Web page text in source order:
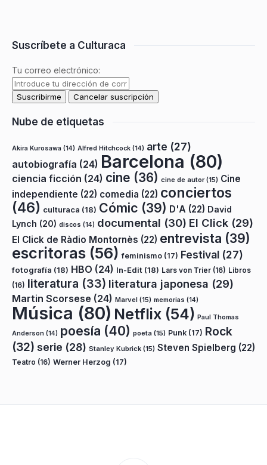
Suscríbete a Culturaca
Tu correo electrónico:
Nube de etiquetas
Akira Kurosawa (14) Alfred Hitchcock (14) arte (27)
autobiografía (24) Barcelona (80)
ciencia ficción (24) cine (36) cine de autor(15) Cine
independiente (22) comedia (22) conciertos
(46) culturaca (18) Cómic (39) D'A (22) David
Lynch (20) discos (14) documental (30) El Click (29)
El Click de Ràdio Montornès (22) entrevista (39)
escritoras (56) feminismo (17) Festival (27)
fotografía (18) HBO (24) In-Edit (18) Lars von Trier (16) Libros
(16) literatura (33) literatura japonesa (29)
Martin Scorsese (24) Marvel (15) memorias (14)
Música (80) Netflix (54) Paul Thomas
Anderson (14) poesía (40) poeta (15) Punk (17) Rock
(32) serie (28) Stanley Kubrick (15) Steven Spielberg (22)
Teatro (16) Werner Herzog (17)